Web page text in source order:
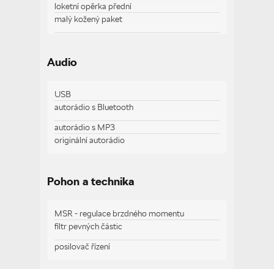
loketní opěrka přední
malý kožený paket
palubní počítač
vyhřívaná sedadla
vyhřívaný volant
Zobrazit více
Audio
USB
autorádio s Bluetooth
autorádio s MP3
originální autorádio
Pohon a technika
MSR - regulace brzdného momentu
filtr pevných částic
posilovač řízení